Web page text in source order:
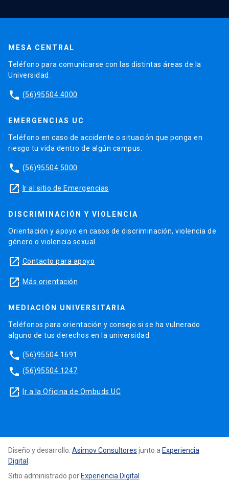
MESA CENTRAL
Teléfono para comunicarse con las distintas áreas de la
Universidad.
phone (56)95504 4000
EMERGENCIAS UC
Teléfono en caso de accidente o situación que ponga en
riesgo tu vida dentro de algún campus.
phone (56)95504 5000
launch Ir al sitio de Emergencias
DISCRIMINACIÓN Y VIOLENCIA
Orientación y apoyo en casos de discriminación, violencia de
género o violencia sexual.
launch Contacto para apoyo
launch Más orientación
MEDIACIÓN UNIVERSITARIA
Teléfonos para orientación y consejo si se ha vulnerado
alguno de tus derechos en la universidad.
phone (56)95504 1691
phone (56)95504 1247
launch Ir a la Oficina de Ombuds UC
Diseño y desarrollo: Asimov Consultores junto a Experiencia
Digital
Sitio administrado porExperiencia Digital